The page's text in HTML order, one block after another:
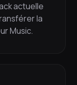
actuelle
la
Music.